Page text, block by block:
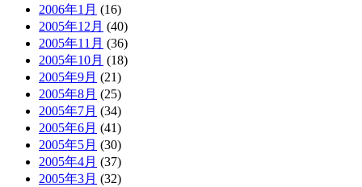
2006年1月 (16)
2005年12月 (40)
2005年11月 (36)
2005年10月 (18)
2005年9月 (21)
2005年8月 (25)
2005年7月 (34)
2005年6月 (41)
2005年5月 (30)
2005年4月 (37)
2005年3月 (32)